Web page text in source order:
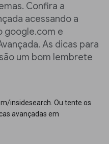
Confira a
acessando a
google.com e
As dicas para
um bom lembrete
insidesearch. Ou tente os
avançadas em